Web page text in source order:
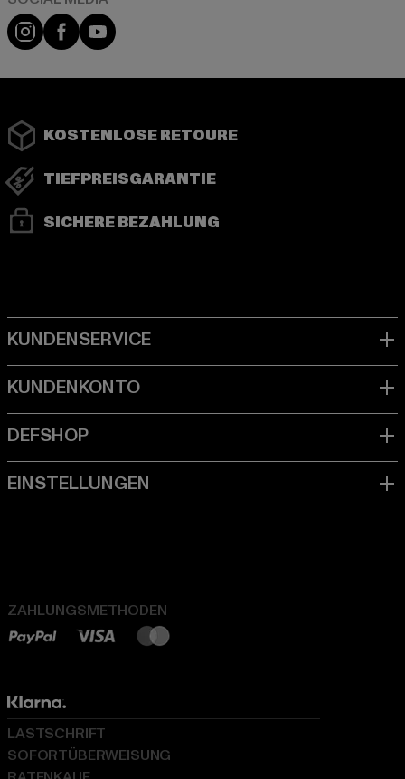
Instagram
FacebookYouTube
KOSTENLOSE RETOURE
TIEFPREISGARANTIE
SICHERE BEZAHLUNG
ZAHLUNGSMETHODEN
LASTSCHRIFT
SOFORTÜBERWEISUNG